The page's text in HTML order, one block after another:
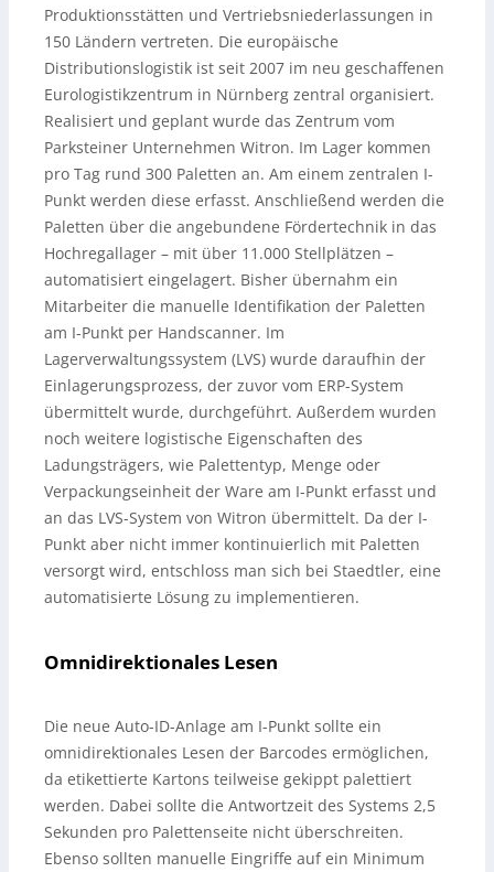
Produktionsstätten und Vertriebsniederlassungen in
150 Ländern vertreten. Die europäische
Distributionslogistik ist seit 2007 im neu geschaffenen
Eurologistikzentrum in Nürnberg zentral organisiert.
Realisiert und geplant wurde das Zentrum vom
Parksteiner Unternehmen Witron. Im Lager kommen
pro Tag rund 300 Paletten an. Am einem zentralen I-
Punkt werden diese erfasst. Anschließend werden die
Paletten über die angebundene Fördertechnik in das
Hochregallager – mit über 11.000 Stellplätzen –
automatisiert eingelagert. Bisher übernahm ein
Mitarbeiter die manuelle Identifikation der Paletten
am I-Punkt per Handscanner. Im
Lagerverwaltungssystem (LVS) wurde daraufhin der
Einlagerungsprozess, der zuvor vom ERP-System
übermittelt wurde, durchgeführt. Außerdem wurden
noch weitere logistische Eigenschaften des
Ladungsträgers, wie Palettentyp, Menge oder
Verpackungseinheit der Ware am I-Punkt erfasst und
an das LVS-System von Witron übermittelt. Da der I-
Punkt aber nicht immer kontinuierlich mit Paletten
versorgt wird, entschloss man sich bei Staedtler, eine
automatisierte Lösung zu implementieren.
Omnidirektionales Lesen
Die neue Auto-ID-Anlage am I-Punkt sollte ein
omnidirektionales Lesen der Barcodes ermöglichen,
da etikettierte Kartons teilweise gekippt palettiert
werden. Dabei sollte die Antwortzeit des Systems 2,5
Sekunden pro Palettenseite nicht überschreiten.
Ebenso sollten manuelle Eingriffe auf ein Minimum